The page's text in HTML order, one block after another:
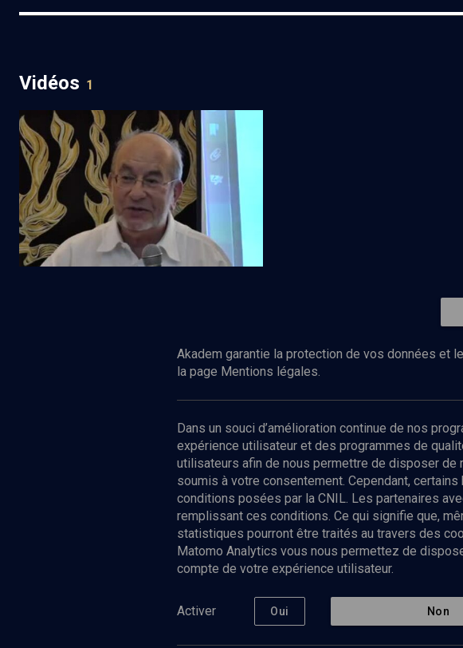
Vidéos 1
Courage et dévouement
Abonnez-
Nos Chaines
Culture
Akadem garantie la protection de vos données et
la page Mentions légales.
Dans un souci d’amélioration continue de nos
expérience utilisateur et des programmes de
utilisateurs afin de nous permettre de disposer
soumis à votre consentement. Cependant,
conditions posées par la CNIL. Les partenaires
remplissant ces conditions. Ce qui signifie que,
statistiques pourront être traités au travers des
Matomo Analytics vous nous permettez de
compte de votre expérience utilisateur.
Activer Oui Non